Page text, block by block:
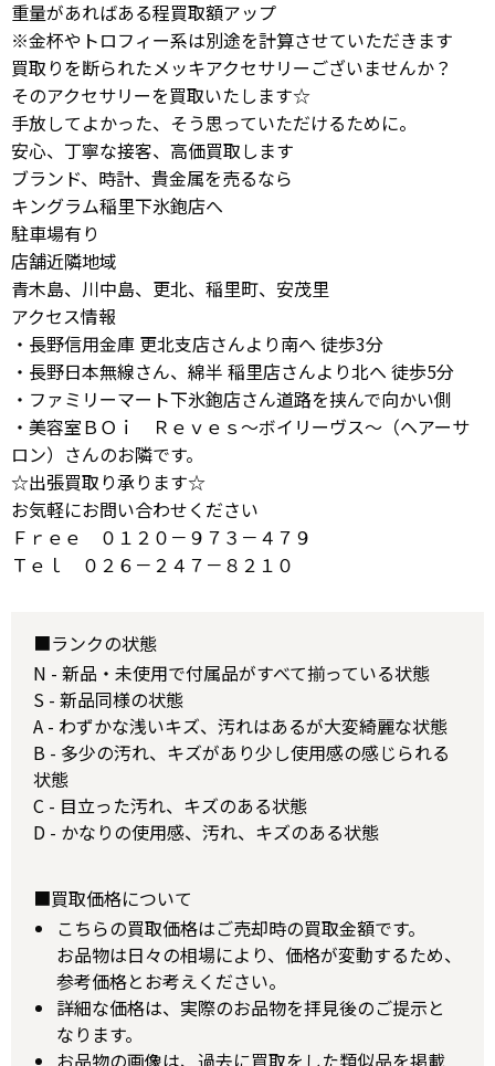
重量があればある程買取額アップ
※金杯やトロフィー系は別途を計算させていただきます
買取りを断られたメッキアクセサリーございませんか？
そのアクセサリーを買取いたします☆
手放してよかった、そう思っていただけるために。
安心、丁寧な接客、高価買取します
ブランド、時計、貴金属を売るなら
キングラム稲里下氷鉋店へ
駐車場有り
店舗近隣地域
青木島、川中島、更北、稲里町、安茂里
アクセス情報
・長野信用金庫 更北支店さんより南へ 徒歩3分
・長野日本無線さん、綿半 稲里店さんより北へ 徒歩5分
・ファミリーマート下氷鉋店さん道路を挟んで向かい側
・美容室ＢＯｉ Ｒｅｖｅｓ～ボイリーヴス～（ヘアーサ
ロン）さんのお隣です。
☆出張買取り承ります☆
お気軽にお問い合わせください
Ｆｒｅｅ ０１２０－９７３－４７９
Ｔｅｌ ０２６－２４７－８２１０
■ランクの状態
N - 新品・未使用で付属品がすべて揃っている状態
S - 新品同様の状態
A - わずかな浅いキズ、汚れはあるが大変綺麗な状態
B - 多少の汚れ、キズがあり少し使用感の感じられる
状態
C - 目立った汚れ、キズのある状態
D - かなりの使用感、汚れ、キズのある状態
■買取価格について
こちらの買取価格はご売却時の買取金額です。
お品物は日々の相場により、価格が変動するため、
参考価格とお考えください。
詳細な価格は、実際のお品物を拝見後のご提示と
なります。
お品物の画像は、過去に買取をした類似品を掲載